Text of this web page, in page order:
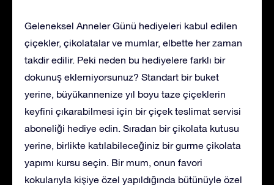
Geleneksel Anneler Günü hediyeleri kabul edilen
çiçekler, çikolatalar ve mumlar, elbette her zaman
takdir edilir. Peki neden bu hediyelere farklı bir
dokunuş eklemiyorsunuz? Standart bir buket
yerine, büyükannenize yıl boyu taze çiçeklerin
keyfini çıkarabilmesi için bir çiçek teslimat servisi
aboneliği hediye edin. Sıradan bir çikolata kutusu
yerine, birlikte katılabileceğiniz bir gurme çikolata
yapımı kursu seçin. Bir mum, onun favori
kokularıyla kişiye özel yapıldığında bütünüyle özel